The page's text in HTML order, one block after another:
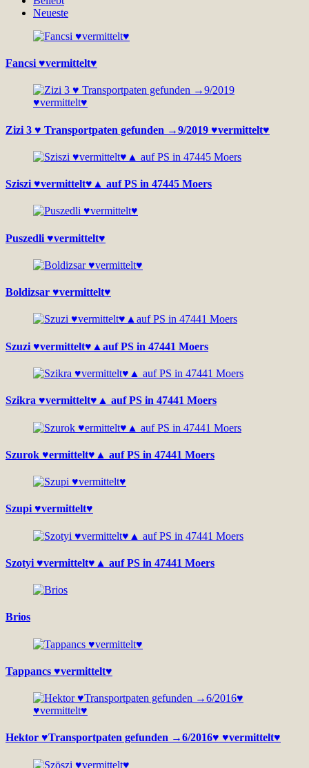
Neueste
Fancsi ♥vermittelt♥
Zizi 3 ♥ Transportpaten gefunden →9/2019 ♥vermittelt♥
Sziszi ♥vermittelt♥▲ auf PS in 47445 Moers
Puszedli ♥vermittelt♥
Boldizsar ♥vermittelt♥
Szuzi ♥vermittelt♥▲auf PS in 47441 Moers
Szikra ♥vermittelt♥▲ auf PS in 47441 Moers
Szurok ♥ermittelt♥▲ auf PS in 47441 Moers
Szupi ♥vermittelt♥
Szotyi ♥vermittelt♥▲ auf PS in 47441 Moers
Brios
Tappancs ♥vermittelt♥
Hektor ♥Transportpaten gefunden →6/2016♥ ♥vermittelt♥